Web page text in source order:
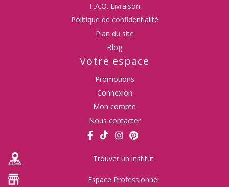
F.A.Q. Livraison
Politique de confidentialité
Plan du site
Blog
Votre espace
Promotions
Connexion
Mon compte
Nous contacter
Trouver un institut
Espace Professionnel